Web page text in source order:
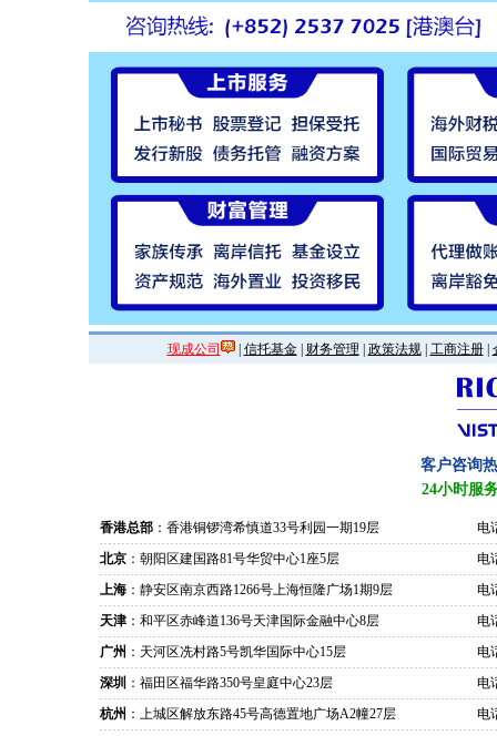
现成公司 | 信托基金| 财务管理 政策法规| 工商注册|
客户咨询
24小时服
香港总部 ：香港铜锣湾希慎道33号利园一期19层
电
北京 ：朝阳区建国路81号华贸中心1座5层
电
上海 ：静安区南京西路1266号上海恒隆广场1期9层
电
天津 ：和平区赤峰道136号天津国际金融中心8层
电
广州 ：天河区冼村路5号凯华国际中心15层
电
深圳 ：福田区福华路350号皇庭中心23层
电
杭州 ：上城区解放东路45号高德置地广场A2幢27层
电